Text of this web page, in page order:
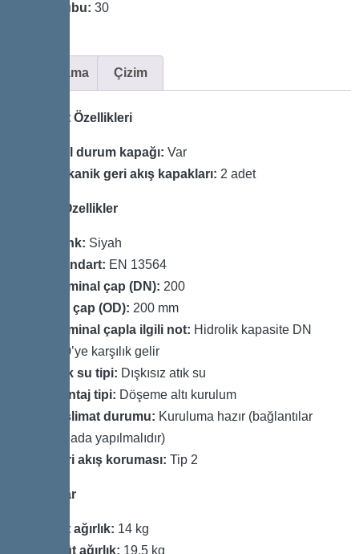
Fiyat Grubu: 30
Açıklama Çizim
Varyant Özellikleri
Acil durum kapağı: Var
Mekanik geri akış kapakları: 2 adet
Genel Özellikler
Renk: Siyah
Standart: EN 13564
Nominal çap (DN): 200
Dış çap (OD): 200 mm
Nominal çapla ilgili not: Hidrolik kapasite DN
150’ye karşılık gelir
Atık su tipi: Dışkısız atık su
Montaj tipi: Döşeme altı kurulum
Teslimat durumu: Kuruluma hazır (bağlantılar
sahada yapılmalıdır)
Geri akış koruması: Tip 2
Boyutlar
Net ağırlık: 14 kg
Brüt ağırlık: 19,5 kg